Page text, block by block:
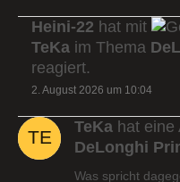
Heini-22 hat mit
TeKa im Thema
reagiert.
2. August 2026 um 10:04
TeKa hat
DeLonghi
Was spricht